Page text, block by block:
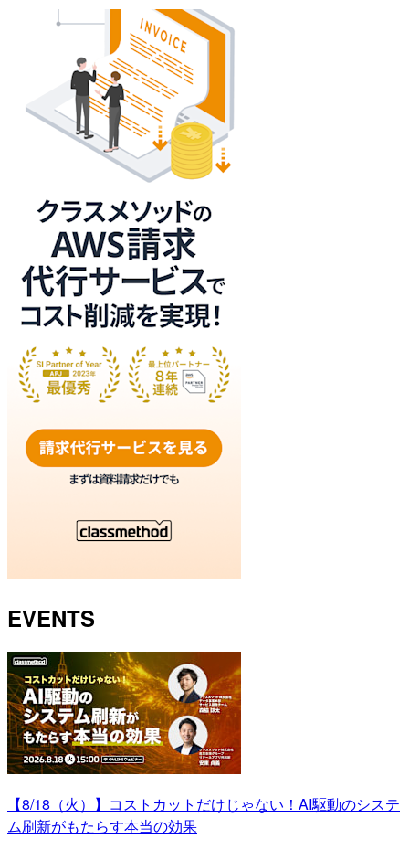
EVENTS
【8/18（火）】コストカットだけじゃない！AI駆動のシステ
ム刷新がもたらす本当の効果